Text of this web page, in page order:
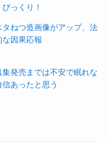
っくり！
ねつ造画像がアップ、法
因果応報
集発売までは不安で眠れな
あったと思う